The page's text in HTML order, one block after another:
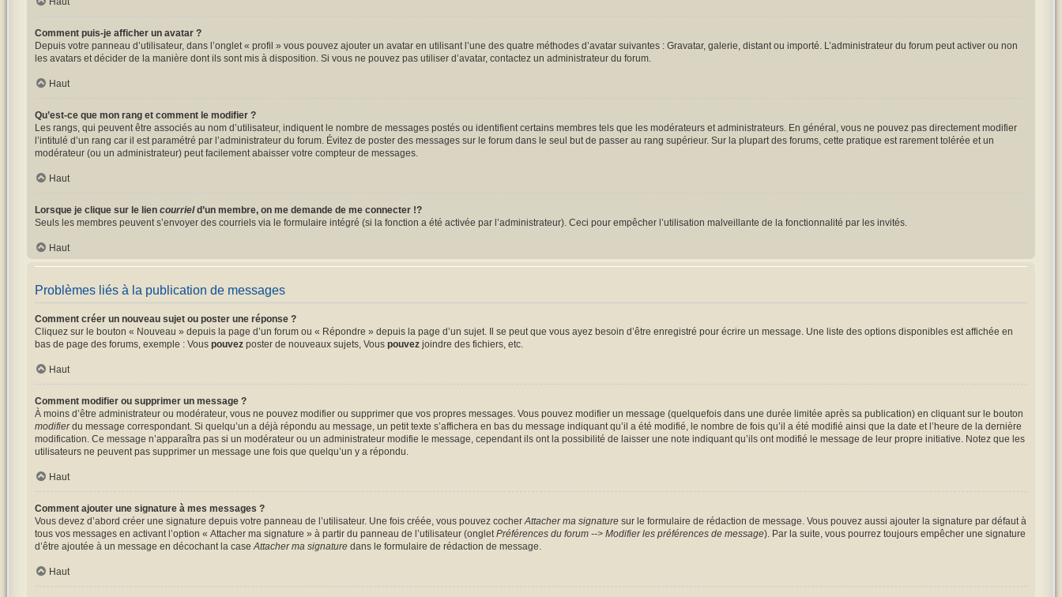
Comment puis-je afficher un avatar ?
Depuis votre panneau d’utilisateur, dans l’onglet « profil » vous pouvez ajouter un avatar en utilisant l’une des quatre méthodes d’avatar suivantes : Gravatar, galerie, distant ou importé. L’administrateur du forum peut activer ou non
les avatars et décider de la manière dont ils sont mis à disposition. Si vous ne pouvez pas utiliser d’avatar, contactez un administrateur du forum.
Haut
Qu’est-ce que mon rang et comment le modifier ?
Les rangs, qui peuvent être associés au nom d’utilisateur, indiquent le nombre de messages postés ou identifient certains membres tels que les modérateurs et administrateurs. En général, vous ne pouvez pas directement modifier
l’intitulé d’un rang car il est paramétré par l’administrateur du forum. Évitez de poster des messages sur le forum dans le seul but de passer au rang supérieur. Sur la plupart des forums, cette pratique est rarement tolérée et un
modérateur (ou un administrateur) peut facilement abaisser votre compteur de messages.
Haut
Lorsque je clique sur le lien courrield’un membre, on me demande de me connecter !?
Seuls les membres peuvent s’envoyer des courriels via le formulaire intégré (si la fonction a été activée par l’administrateur). Ceci pour empêcher l’utilisation malveillante de la fonctionnalité par les invités.
Haut
Problèmes liés à la publication de messages
Comment créer un nouveau sujet ou poster une réponse ?
Cliquez sur le bouton « Nouveau » depuis la page d’un forum ou « Répondre » depuis la page d’un sujet. Il se peut que vous ayez besoin d’être enregistré pour écrire un message. Une liste des options disponibles est affichée en
bas de page des forums, exemple : Vous pouvezposter de nouveaux sujets, Vous pouvezjoindre des fichiers, etc.
Haut
Comment modifier ou supprimer un message ?
À moins d’être administrateur ou modérateur, vous ne pouvez modifier ou supprimer que vos propres messages. Vous pouvez modifier un message (quelquefois dans une durée limitée après sa publication) en cliquant sur le bouton
modifierdu message correspondant. Si quelqu’un a déjà répondu au message, un petit texte s’affichera en bas du message indiquant qu’il a été modifié, le nombre de fois qu’il a été modifié ainsi que la date et l’heure de la dernière
modification. Ce message n’apparaîtra pas si un modérateur ou un administrateur modifie le message, cependant ils ont la possibilité de laisser une note indiquant qu’ils ont modifié le message de leur propre initiative. Notez que les
utilisateurs ne peuvent pas supprimer un message une fois que quelqu’un y a répondu.
Haut
Comment ajouter une signature à mes messages ?
Vous devez d’abord créer une signature depuis votre panneau de l’utilisateur. Une fois créée, vous pouvez cocherAttacher ma signaturesur le formulaire de rédaction de message. Vous pouvez aussi ajouter la signature par défaut à
tous vos messages en activant l’option « Attacher ma signature » à partir du panneau de l’utilisateur (ongletPréférences du forum --> Modifier les préférences de message). Par la suite, vous pourrez toujours empêcher une signature
d’être ajoutée à un message en décochant la caseAttacher ma signaturedans le formulaire de rédaction de message.
Haut